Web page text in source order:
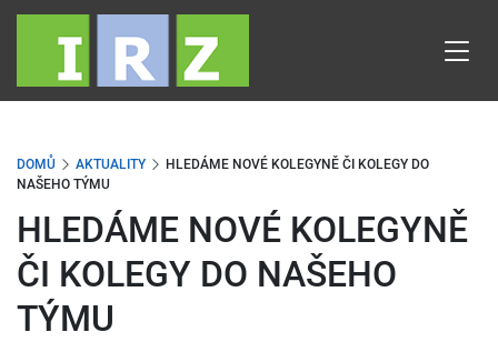
Přejít
obsahu
DOMŮ AKTUALITY
HLEDÁME NOVÉ KOLEGYNĚ ČI KOLEGY DO
NAŠEHO TÝMU
HLEDÁME NOVÉ KOLEGYNĚ
ČI KOLEGY DO NAŠEHO
TÝMU